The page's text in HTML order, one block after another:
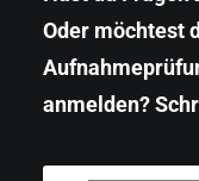
Oder möchtest
anmelden?